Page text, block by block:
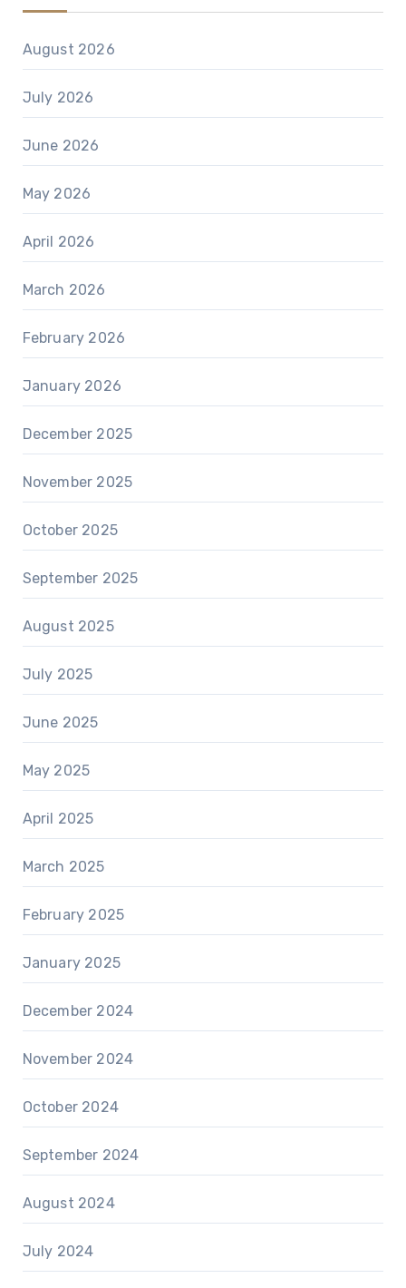
August 2026
July 2026
June 2026
May 2026
April 2026
March 2026
February 2026
January 2026
December 2025
November 2025
October 2025
September 2025
August 2025
July 2025
June 2025
May 2025
April 2025
March 2025
February 2025
January 2025
December 2024
November 2024
October 2024
September 2024
August 2024
July 2024